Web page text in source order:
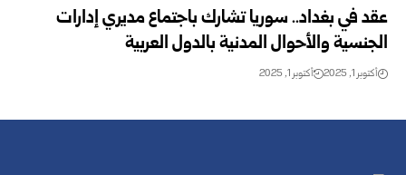
عقد في بغداد.. سوريا تشارك باجتماع مديري إدارات
الجنسية والأحوال المدنية بالدول العربية
أكتوبر 1, 2025 أكتوبر 1, 2025